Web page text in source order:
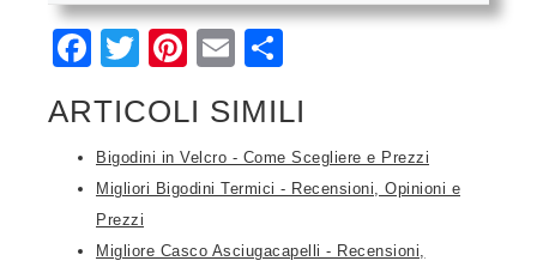
Facebook
Twitter
Pinterest
Email
ARTICOLI SIMILI
Bigodini in Velcro - Come Scegliere e Prezzi
Migliori Bigodini Termici - Recensioni, Opinioni e
Prezzi
Migliore Casco Asciugacapelli - Recensioni,